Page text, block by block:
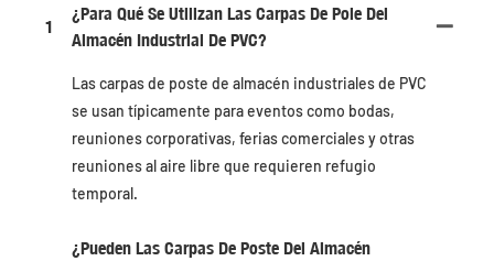
1
¿Para Qué Se Utilizan Las Carpas De Pole Del
Almacén Industrial De PVC?
Las carpas de poste de almacén industriales de PVC
se usan típicamente para eventos como bodas,
reuniones corporativas, ferias comerciales y otras
reuniones al aire libre que requieren refugio
temporal.
¿Pueden Las Carpas De Poste Del Almacén